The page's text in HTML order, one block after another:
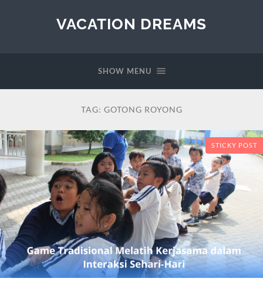
VACATION DREAMS
SHOW MENU
TAG: GOTONG ROYONG
STICKY POST